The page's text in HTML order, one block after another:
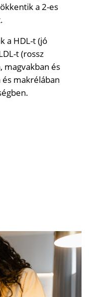
a 2-es
a HDL-t (jó
t (rossz
magvakban és
és makrélában